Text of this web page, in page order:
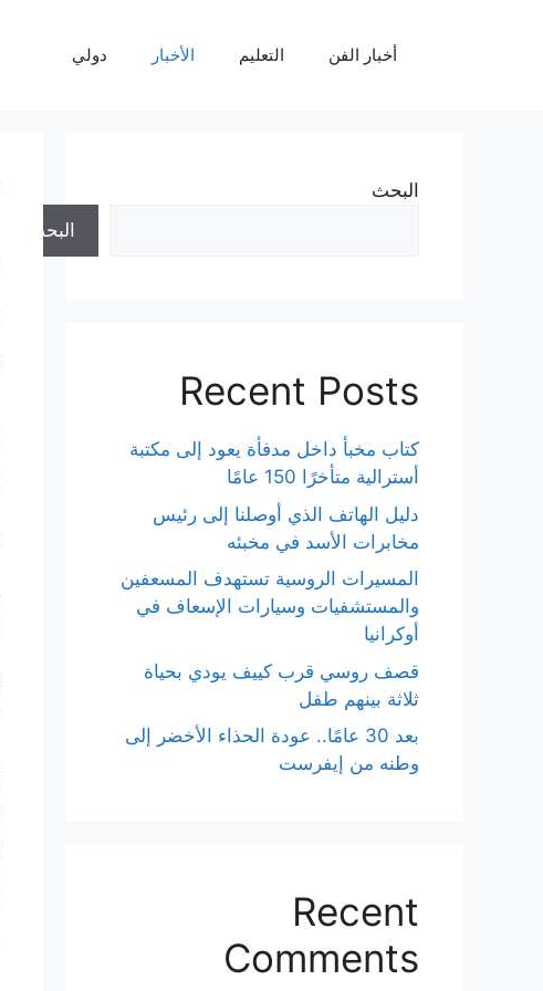
أخبار الفن التعليم الأخبار دولي
البحث
البحث
Recent Posts
كتاب مخبأ داخل مدفأة يعود إلى مكتبة
أسترالية متأخرًا 150 عامًا
دليل الهاتف الذي أوصلنا إلى رئيس
مخابرات الأسد في مخبئه
المسيرات الروسية تستهدف المسعفين
والمستشفيات وسيارات الإسعاف في
أوكرانيا
قصف روسي قرب كييف يودي بحياة
ثلاثة بينهم طفل
بعد 30 عامًا.. عودة الحذاء الأخضر إلى
وطنه من إيفرست
Recent
Comments